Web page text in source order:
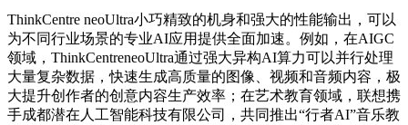
ThinkCentre neoUltra小巧精致的机身和强大的性能输出，可以
为不同行业场景的专业AI应用提供全面加速。例如，在AIGC
领域，ThinkCentreneoUltra通过强大异构AI算力可以并行处理
大量复杂数据，快速生成高质量的图像、视频和音频内容，极
大提升创作者的创意内容生产效率；在艺术教育领域，联想携
手成都潜在人工智能科技有限公司，共同推出“行者AI”音乐教